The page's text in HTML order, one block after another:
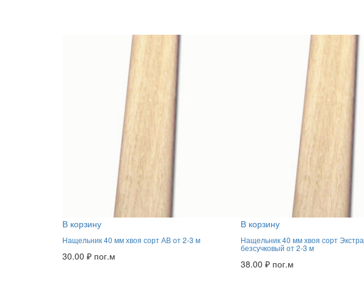
В корзину
Нащельник 40 мм хвоя сорт АВ от 2-3 м
30.00 ₽ пог.м
В корзину
Нащельник 40 мм хвоя сорт Экстра
безсучковый от 2-3 м
38.00₽ пог.м